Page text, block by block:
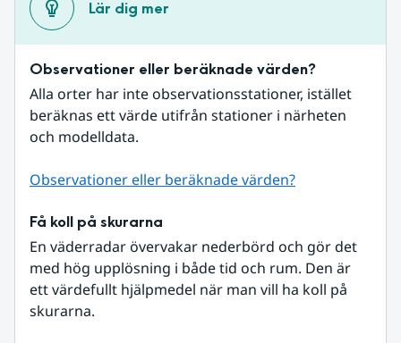
Lär dig mer
Observationer eller beräknade värden?
Alla orter har inte observationsstationer, istället
beräknas ett värde utifrån stationer i närheten
och modelldata.
Observationer eller beräknade värden?
Få koll på skurarna
En väderradar övervakar nederbörd och gör det
med hög upplösning i både tid och rum. Den är
ett värdefullt hjälpmedel när man vill ha koll på
skurarna.